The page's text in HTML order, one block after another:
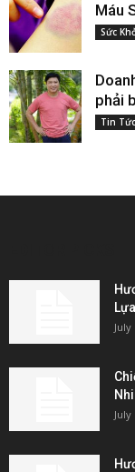
Máu
Sức
phải
Tin Tức
July
July